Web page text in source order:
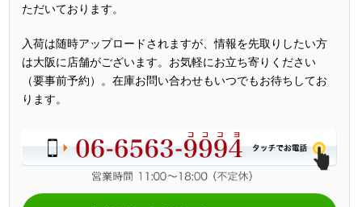
ただいております。
入荷は随時アップロードされますが、情報を先取りしたい方
は大阪に店舗がございます。お気軽にお立ち寄りください
（要事前予約）。在庫お問い合わせもいつでもお待ちしてお
ります。